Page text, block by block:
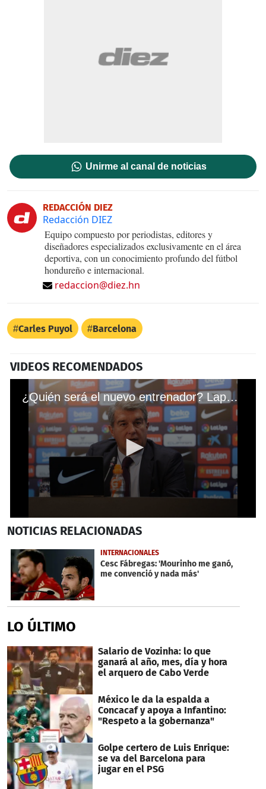
Unirme al canal de noticias
REDACCIÓN DIEZ
Redacción DIEZ
Equipo compuesto por periodistas, editores y
diseñadores especializados exclusivamente en el área
deportiva, con un conocimiento profundo del fútbol
hondureño e internacional.
redaccion@diez.hn
Carles Puyol Barcelona
VIDEOS RECOMENDADOS
¿Quién será el nuevo entrenador? Laporta se pronuncia sobre Xavi y la salida de Koeman
seconds
7
minutes,
37
seconds
NOTICIAS RELACIONADAS
INTERNACIONALES
Cesc Fábregas: 'Mourinho me ganó,
me convenció y nada más'
LO ÚLTIMO
Salario de Vozinha: lo que
ganará al año, mes, día y hora
el arquero de Cabo Verde
México le da la espalda a
Concacaf y apoya a Infantino:
"Respeto a la gobernanza"
Golpe certero de Luis Enrique:
se va del Barcelona para
jugar en el PSG